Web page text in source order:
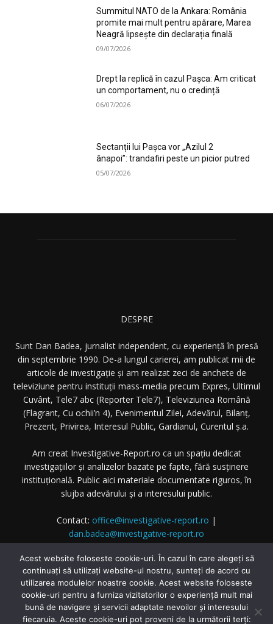
Summitul NATO de la Ankara: România
promite mai mult pentru apărare, Marea
Neagră lipsește din declarația finală
09/07/2026
Drept la replică în cazul Pașca: Am criticat
un comportament, nu o credință
06/07/2026
Sectanții lui Pașca vor „Azilul 2
ânapoi”: trandafiri peste un picior putred
05/07/2026
DESPRE
Sunt Dan Badea, jurnalist independent, cu experiență în presă
din septembrie 1990. De-a lungul carierei, am publicat mii de
articole de investigație și am realizat zeci de anchete de
televiziune pentru instituții mass-media precum Expres, Ultimul
Cuvânt, Tele7 abc (Reporter Tele7), Televiziunea Română
(Flagrant, Cu ochii’n 4), Evenimentul Zilei, Adevărul, Bilanț,
Prezent, Privirea, Interesul Public, Gardianul, Curentul ș.a.
Am creat Investigative-Report.ro ca un spațiu dedicat
investigațiilor și analizelor bazate pe fapte, fără susținere
instituțională. Public aici materiale documentate riguros, în
slujba adevărului și a interesului public.
Contact: office@investigative-report.ro |
dan.badea@investigative-report.ro
© 2025 Investigative-Report.ro. Toate drepturile rezervate.
Acest website foloseste cookie-uri. În cazul în care alegeți să
continuați să utilizați website-ul nostru, sunteți de acord cu
utilizarea modulelor noastre cookie. Acest website foloseste
cookie-uri pentru a furniza vizitatorilor o experiență mult mai
bună de navigare și servicii adaptate nevoilor și interesului
fiecaruia. Aceste cookie-uri pot proveni de la următorii terți: